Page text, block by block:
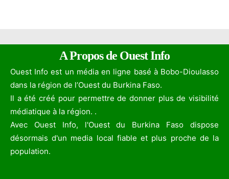
A Propos de Ouest Info
Ouest Info est un média en ligne basé à Bobo-Dioulasso
dans la région de l’Ouest du Burkina Faso.
Il a été créé pour permettre de donner plus de visibilité
médiatique à la région. .
Avec Ouest Info, l'Ouest du Burkina Faso dispose
désormais d'un media local fiable et plus proche de la
population.